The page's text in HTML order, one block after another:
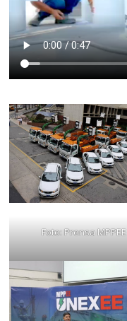
Foto: Prensa MPPEE